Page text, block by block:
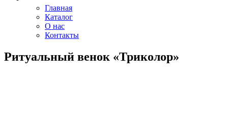
Главная
Каталог
О нас
Контакты
Ритуальный венок «Триколор»